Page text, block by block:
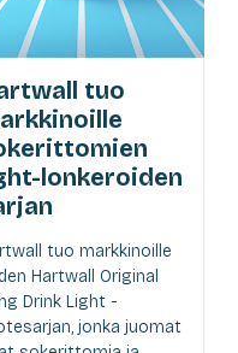
tuo
lonkeroiden
tuo markkinoille
Hartwall Original
Drink Light -
jonka juomat